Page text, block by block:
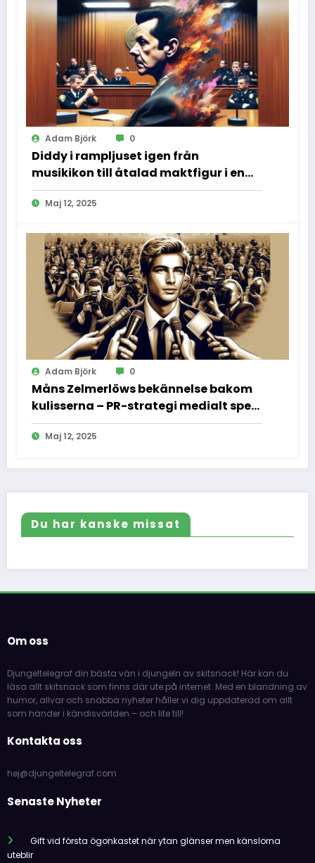
Adam Björk 0
Diddy i rampljuset igen från
musikikon till åtalad maktfigur i en
dramatisk rättssal
Maj 12, 2025
Adam Björk 0
Måns Zelmerlöws bekännelse bakom
kulisserna – PR-strategi medialt spel
och vad vi inte fick se
Maj 12, 2025
Du har kanske missat
Om oss
Djungeltelegraf din bästa vän i djungeln av skitsnack! Här kan du
läsa allt skitsnack som finns där ute på internet. Med en blandning av
humor, allvar och snabba nyheter håller vi dig uppdaterad om allt
som händer i kändisvärlden – och lite till!
Kontakta oss
hej@djungeltelegraf.com
Senaste Nyheter
Gift vid första ögonkastet när ytan glänser men känslorna
uteblir